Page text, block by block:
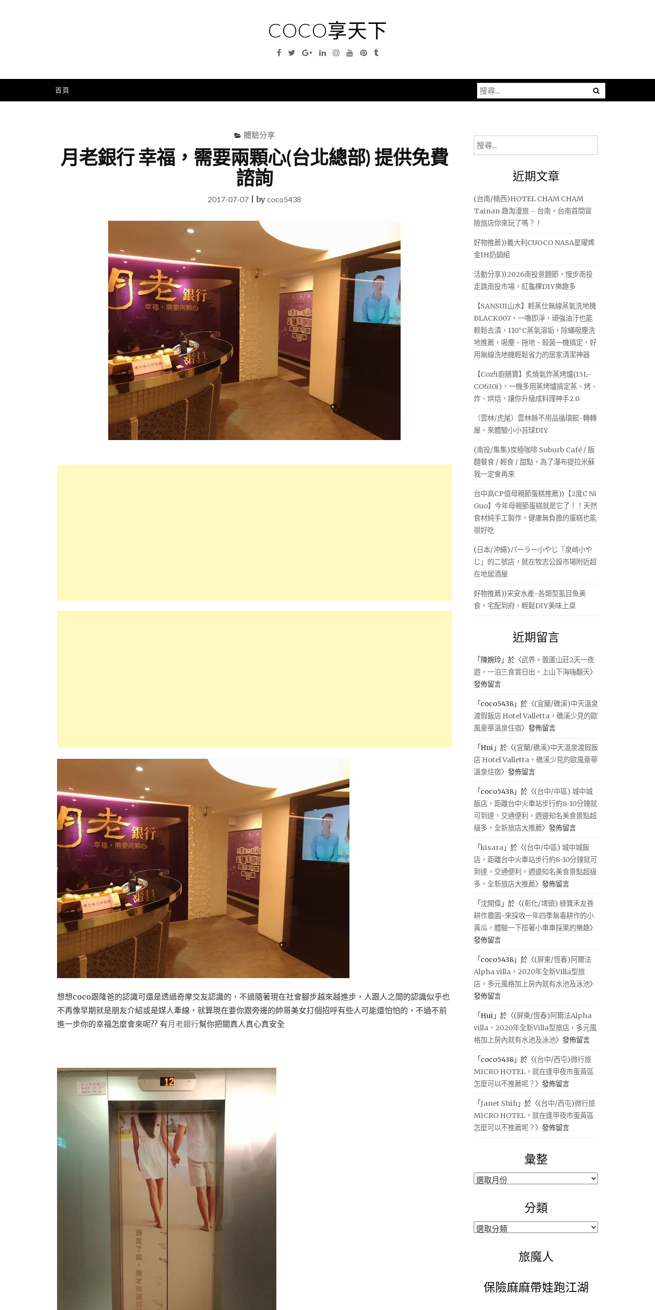
COCO享天下
Facebook
TwitterGoogleLinkedinInstagramYouTubePinterest
Tumblr
首頁
搜
尋
字:
體驗分享
月老銀行 幸福，需要兩顆心(台北總部) 提供免費
諮詢
2017-07-07 |by coco5438
想想coco跟隆爸的認識可還是透過奇摩交友認識的，不過隨著現在社會腳步越來越進步，人跟人之間的認識似乎也
不再像早期就是朋友介紹或是媒人牽線，就算現在要你跟旁邊的帥哥美女打個招呼有些人可能還怕怕的，不過不前
進一步你的幸福怎麼會來呢?? 有月老銀行幫你把關真人真心真安全
搜
尋
近期文章
(台南/楠西)HOTEL CHAM CHAM
Tainan 趣淘漫旅 – 台南，台南首間冒
險旅店你來玩了嗎？！
好物推薦))義大利CUOCO NASA星曜烯
金IH奶鍋組
活動分享))2026南投意麵節，慢步南投
走跳南投市場，紅龜粿DIY樂趣多
【SANSUI山水】輕蒸仕無線蒸氣洗地機
BLACK007，一嚕即淨，頑強油汙也能
輕鬆去漬，110°C蒸氣溶垢，除蟎吸塵洗
地推薦，吸塵、拖地、殺菌一機搞定，好
用無線洗地機輕鬆省力的居家清潔神器
【Coz!i廚膳寶】炙燒氣炸蒸烤爐(15L-
CO630i)，一機多用蒸烤爐搞定蒸、烤、
炸、烘焙，讓你升級成料理神手2.0
（雲林/虎尾）雲林縣不用品循環館-轉轉
屋，來體驗小小苔球DIY
(南投/集集)炭極咖啡 Suburb Café / 飯
麵餐食 / 輕食 / 甜點，為了瀑布提拉米蘇
我一定會再來
台中高CP值母親節蛋糕推薦))【2度C Ni
Guo】今年母親節蛋糕就是它了！！天然
食材純手工製作，健康無負擔的蛋糕也能
很好吃
(日本/沖繩)パーラー小やじ「泉崎小や
じ」的二號店，就在牧志公設市場附近超
在地居酒屋
好物推薦))宋安水產-各類型虱目魚美
食，宅配到府，輕鬆DIY美味上桌
近期留言
「 陳婉玲 」於〈武界。蕓蘆山莊2天一夜
遊，一泊三食賞日出，上山下海嗨翻天〉
發佈留言
「 coco5438 」於〈(宜蘭/礁溪)中天溫泉
渡假飯店 Hotel Valletta，礁溪少見的歐
風豪華溫泉住宿〉發佈留言
「Hui 」於〈(宜蘭/礁溪)中天溫泉渡假飯
店 Hotel Valletta，礁溪少見的歐風豪華
溫泉住宿〉發佈留言
「 coco5438 」於〈(台中/中區) 城中城
飯店，距離台中火車站步行約8-10分鐘就
可到達，交通便利，週邊知名美食景點超
級多，全新旅店大推薦〉發佈留言
「kisara 」於〈(台中/中區) 城中城飯
店，距離台中火車站步行約8-10分鐘就可
到達，交通便利，週邊知名美食景點超級
多，全新旅店大推薦〉發佈留言
「沈開偉 」於〈(彰化/埤頭) 綠寶禾友善
耕作農園-來採收一年四季無毒耕作的小
黃瓜，體驗一下搭著小車車採果的樂趣〉
發佈留言
「 coco5438 」於〈(屏東/恆春)阿爾法
Alpha villa，2020年全新Villa型旅
店，多元風格加上房內就有水池及泳池〉
發佈留言
「Hui 」於〈(屏東/恆春)阿爾法Alpha
villa，2020年全新Villa型旅店，多元風
格加上房內就有水池及泳池〉發佈留言
「 coco5438 」於〈(台中/西屯)微行旅
MICRO HOTEL，就在逢甲夜市蛋黃區
怎麼可以不推薦呢？ 〉發佈留言
「Janet Shih 」於〈(台中/西屯)微行旅
MICRO HOTEL，就在逢甲夜市蛋黃區
怎麼可以不推薦呢？ 〉發佈留言
彙整
彙
分類
分
旅魔人
保險麻麻帶娃跑江湖